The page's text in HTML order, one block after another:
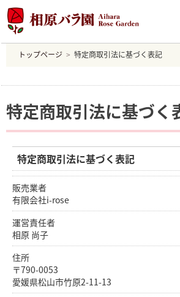
トップページ 特定商取引法に基づく表記
特定商取引法に基づく
特定商取引法に基づく表記
販売業者
有限会社i-rose
運営責任者
相原 尚子
住所
〒790-0053
愛媛県松山市竹原2-11-13